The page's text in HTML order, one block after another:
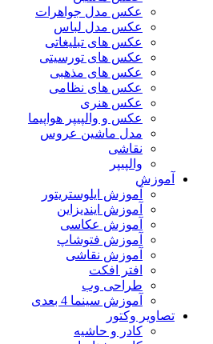
عکس مدل جواهرات
عکس مدل لباس
عکس های تبلیغاتی
عکس های تورسیتی
عکس های مذهبی
عکس های نظامی
عکس هنری
عکس و والپیپر هواپیما
مدل ماشین عروس
نقاشی
والپیپر
آموزش
آموزش ایلوستریتور
آموزش ایندیزاین
آموزش عکاسی
آموزش فتوشاپ
آموزش نقاشی
افتر افکت
طراحی وب
آموزش سینما 4 بعدی
تصاویر وکتور
کادر و حاشیه